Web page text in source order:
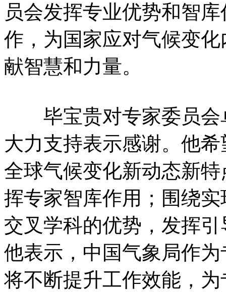
员会发挥专业优势和智
作，为国家应对气候变
献智慧和力量。
毕宝贵对专家委员会
大力支持表示感谢。他
全球气候变化新动态新
挥专家智库作用；围绕
交叉学科的优势，发挥
他表示，中国气象局作
将不断提升工作效能，